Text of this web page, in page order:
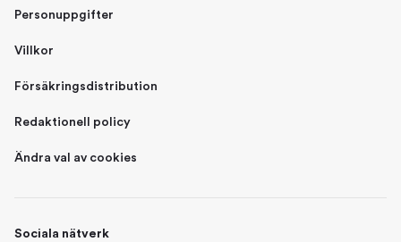
Personuppgifter
Villkor
Försäkringsdistribution
Redaktionell policy
Ändra val av cookies
Sociala nätverk